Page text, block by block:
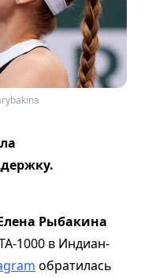
Рыбакина
1000 в Индиан-
обратилась